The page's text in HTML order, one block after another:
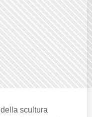
scultura